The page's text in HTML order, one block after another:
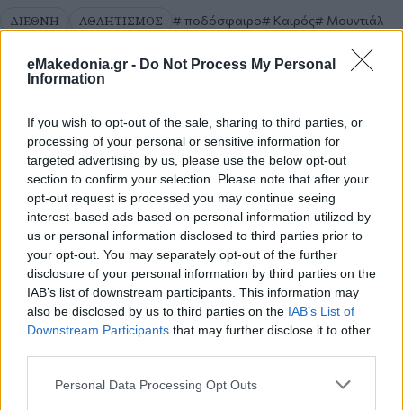
eMakedonia.gr - Do Not Process My Personal
Information
If you wish to opt-out of the sale, sharing to third parties, or
processing of your personal or sensitive information for
targeted advertising by us, please use the below opt-out
section to confirm your selection. Please note that after your
opt-out request is processed you may continue seeing
interest-based ads based on personal information utilized by
us or personal information disclosed to third parties prior to
your opt-out. You may separately opt-out of the further
disclosure of your personal information by third parties on the
IAB’s list of downstream participants. This information may
also be disclosed by us to third parties on the IAB’s List of
Downstream Participants that may further disclose it to other
Please note that this website/app uses one or more Google
Personal Data Processing Opt Outs
ΔΙΕΘΝΗ ΑΘΛΗΤΙΣΜΟΣ ποδόσφαιρο Καιρός Μουντιάλ